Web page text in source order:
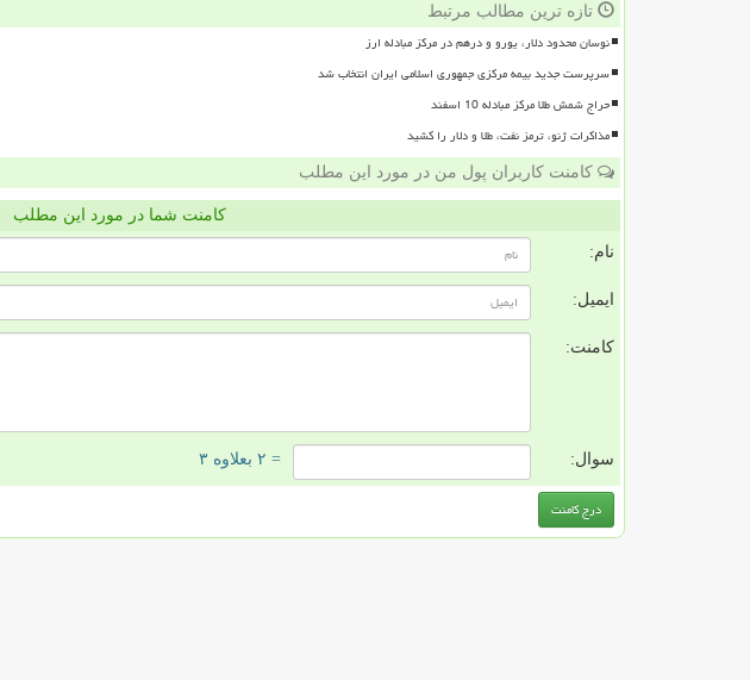
تازه ترین مطالب مرتبط
نوسان محدود دلار، یورو و درهم در مرکز مبادله ارز
سرپرست جدید بیمه مرکزی جمهوری اسلامی ایران انتخاب شد
حراج شمش طلا مرکز مبادله 10 اسفند
مذاکرات ژنو، ترمز نفت، طلا و دلار را کشید
کامنت کاربران پول من در مورد این مطلب
کامنت شما در مورد این مطلب
نام:
ایمیل:
کامنت:
سوال: = ۲ بعلاوه ۳